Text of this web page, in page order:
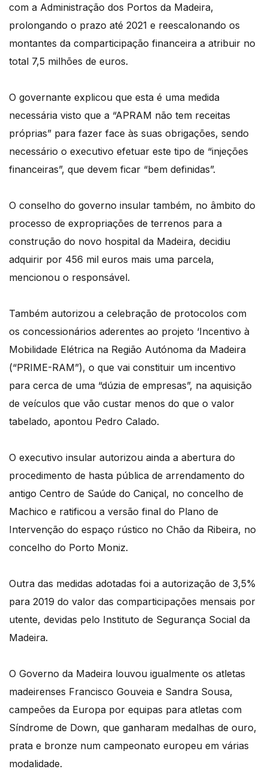
com a Administração dos Portos da Madeira,
prolongando o prazo até 2021 e reescalonando os
montantes da comparticipação financeira a atribuir no
total 7,5 milhões de euros.
O governante explicou que esta é uma medida
necessária visto que a “APRAM não tem receitas
próprias” para fazer face às suas obrigações, sendo
necessário o executivo efetuar este tipo de “injeções
financeiras”, que devem ficar “bem definidas”.
O conselho do governo insular também, no âmbito do
processo de expropriações de terrenos para a
construção do novo hospital da Madeira, decidiu
adquirir por 456 mil euros mais uma parcela,
mencionou o responsável.
Também autorizou a celebração de protocolos com
os concessionários aderentes ao projeto ‘Incentivo à
Mobilidade Elétrica na Região Autónoma da Madeira
(“PRIME-RAM”), o que vai constituir um incentivo
para cerca de uma “dúzia de empresas”, na aquisição
de veículos que vão custar menos do que o valor
tabelado, apontou Pedro Calado.
O executivo insular autorizou ainda a abertura do
procedimento de hasta pública de arrendamento do
antigo Centro de Saúde do Caniçal, no concelho de
Machico e ratificou a versão final do Plano de
Intervenção do espaço rústico no Chão da Ribeira, no
concelho do Porto Moniz.
Outra das medidas adotadas foi a autorização de 3,5%
para 2019 do valor das comparticipações mensais por
utente, devidas pelo Instituto de Segurança Social da
Madeira.
O Governo da Madeira louvou igualmente os atletas
madeirenses Francisco Gouveia e Sandra Sousa,
campeões da Europa por equipas para atletas com
Síndrome de Down, que ganharam medalhas de ouro,
prata e bronze num campeonato europeu em várias
modalidade.